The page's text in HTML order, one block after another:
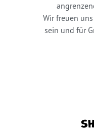
Wir freuen
sein und für